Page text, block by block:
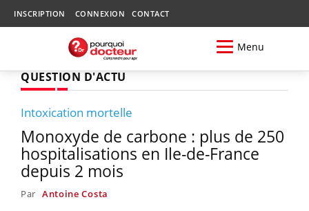
INSCRIPTION CONNEXION CONTACT
Menu
QUESTION D'ACTU
Intoxication mortelle
Monoxyde de carbone : plus de 250
hospitalisations en Ile-de-France
depuis 2 mois
Par Antoine Costa